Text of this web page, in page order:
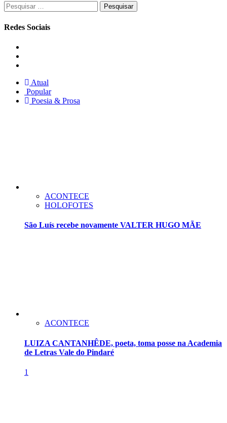
Pesquisar
por:
Redes Sociais
Atual
Popular
Poesia & Prosa
ACONTECE
HOLOFOTES
São Luís recebe novamente VALTER HUGO MÃE
ACONTECE
LUIZA CANTANHÊDE, poeta, toma posse na Academia
de Letras Vale do Pindaré
1